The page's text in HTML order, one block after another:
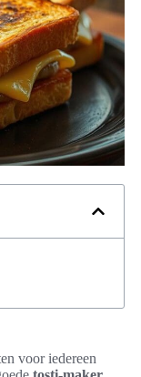
voor iedereen